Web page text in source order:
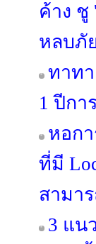
ค้าง ชู
หลบภั
ทาทา
1 ปีกา
หอก
ที่มี
สามา
3 แน